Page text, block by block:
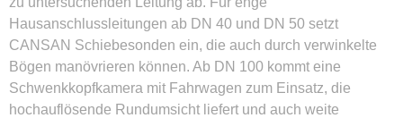
Hausanschlussleitungen ab DN 40 und DN 50 setzt
CANSAN Schiebesonden ein, die auch durch verwinkelte
Bögen manövrieren können. Ab DN 100 kommt eine
Schwenkkopfkamera mit Fahrwagen zum Einsatz, die
hochauflösende Rundumsicht liefert und auch weite